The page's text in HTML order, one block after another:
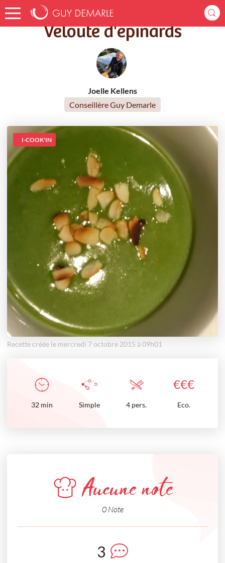
Accueil Recettes Velouté d'épinards
Velouté d'épinards
Joelle Kellens
Conseillère Guy Demarle
I-COOK'IN
Recette créée le mercredi 7 octobre 2015 à 09h01
€€€
32 min Simple 4 pers. Eco.
Aucune note
0 Note
3